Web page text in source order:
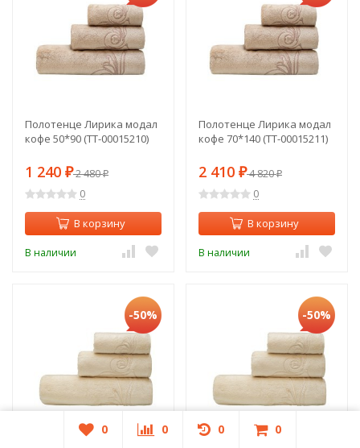
Полотенце Лирика модал
кофе 50*90 (TT-00015210)
1 240 ₽2 480₽
0
В корзину
В наличии
Полотенце Лирика модал
кофе 70*140 (TT-00015211)
2 410 ₽4 820₽
0
В корзину
В наличии
-50% -50%
0 0 0 0